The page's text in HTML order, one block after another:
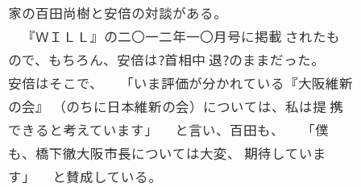
家の百田尚樹と安倍の対談がある。
『ＷＩＬＬ』の二〇一二年一〇月号に掲載 されたも
ので、もちろん、安倍は?首相中 退?のままだった。
安倍はそこで、 「いま評価が分かれている『大阪維新
の会』 （のちに日本維新の会）については、私は提 携
できると考えています」 と言い、百田も、 「僕
も、橋下徹大阪市長については大変、 期待していま
す」 と賛成している。